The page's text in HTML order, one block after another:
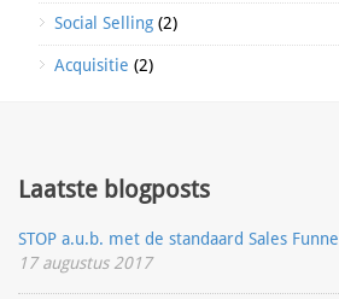
Social Selling (2)
Acquisitie (2)
Laatste blogposts
STOP a.u.b. met de standaard Sales Funnel
17 augustus 2017